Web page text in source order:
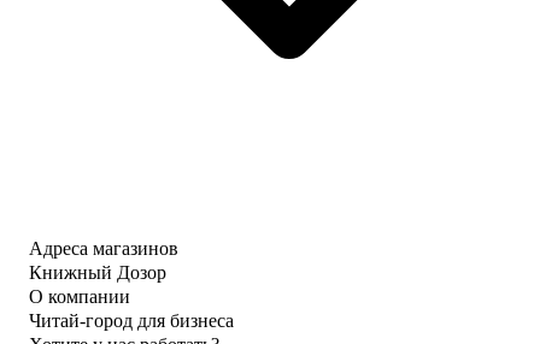
Адреса магазинов
Книжный Дозор
О компании
Читай-город для бизнеса